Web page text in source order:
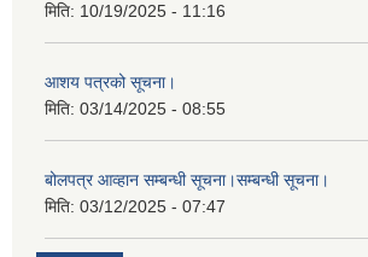
मिति: 10/19/2025 - 11:16
आशय पत्रको सूचना।
मिति: 03/14/2025 - 08:55
बोलपत्र आव्हान सम्बन्धी सूचना।सम्बन्धी सूचना।
मिति: 03/12/2025 - 07:47